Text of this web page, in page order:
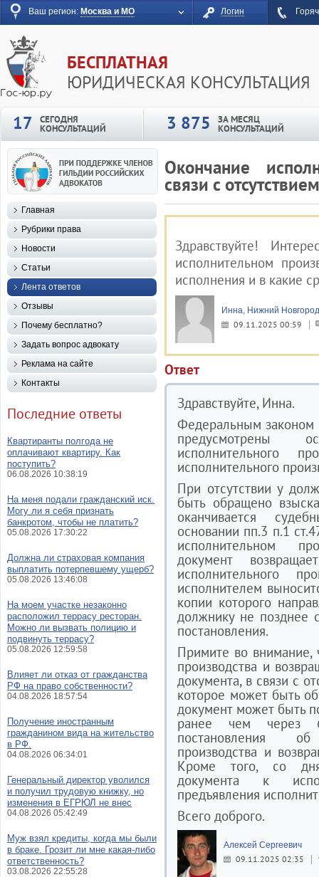
Ваш регион: Москва и МО Логин
БЕСПЛАТНАЯ
ЮРИДИЧЕСКАЯ КОНСУЛЬТАЦИЯ
17
СЕГОДНЯ
КОНСУЛЬТАЦИЙ 3 875 ЗА МЕСЯЦ
КОНСУЛЬТАЦИЙ
Окончание
связи с
Здравствуйте!
исполнительном
исполнения и в какие
Инна, Нижний Новгород
09.11.2025 00:59
Ответ
Здравствуйте, Инна.
Федеральным законом
предусмотрены
исполнительного
исполнительного
При отсутствии у
быть обращено
оканчивается
основании пп.3 п.1
исполнительном
документ
исполнительного
исполнителем
копии которого
должнику не позднее
постановления.
Примите во внимание,
производства и
документа, в связи с
которое может быть
документ может быть
ранее чем через
постановления
производства и
Кроме того, со дня
документа к
предъявления
Всего доброго.
Алексей Сергеевич
09.11.2025 02:35
Главная
Рубрики права
Новости
Статьи
Лента ответов
Отзывы
Почему бесплатно?
Задать вопрос адвокату
Реклама на сайте
Контакты
Последние ответы
Квартиранты полгода не
оплачивают квартиру. Как
поступить?
06.08.2026 10:38:19
На меня подали гражданский иск.
Могу ли я себя признать
банкротом, чтобы не платить?
05.08.2026 17:30:22
Должна ли страховая компания
выплатить потерпевшему ущерб?
05.08.2026 13:46:08
На моем участке незаконно
расположил террасу ресторан.
Можно ли вызвать полицию и
подвинуть террасу?
05.08.2026 12:59:58
Влияет ли отказ от гражданства
РФ на право собственности?
04.08.2026 18:57:54
Получение иностранным
гражданином вида на жительство
в РФ.
04.08.2026 06:34:01
Генеральный директор уволился
и получил трудовую книжку, но
изменения в ЕГРЮЛ не внес
04.08.2026 05:42:49
Муж взял кредиты, когда мы были
в браке. Грозит ли мне какая-либо
ответственность?
03.08.2026 22:55:28